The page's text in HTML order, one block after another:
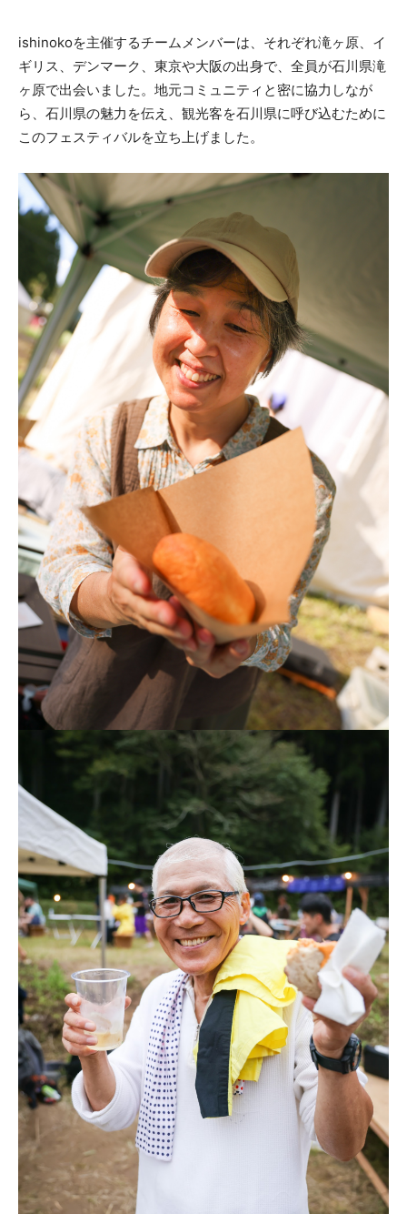
ishinokoを主催するチームメンバーは、それぞれ滝ヶ原、イ
ギリス、デンマーク、東京や大阪の出身で、全員が石川県滝
ヶ原で出会いました。地元コミュニティと密に協力しなが
ら、石川県の魅力を伝え、観光客を石川県に呼び込むために
このフェスティバルを立ち上げました。